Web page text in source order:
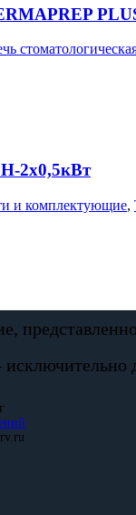
2х0,5кВт
и комплектующие,